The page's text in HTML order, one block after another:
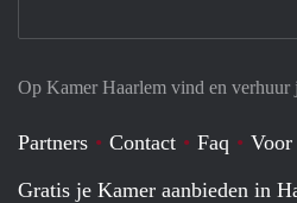
Op Kamer Haarlem vind en
Partners Contact Faq
Voor
Gratis je Kamer aanbieden in